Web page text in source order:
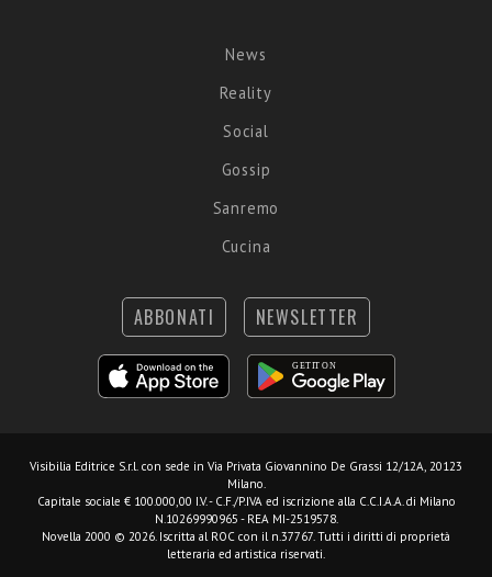
News
Reality
Social
Gossip
Sanremo
Cucina
ABBONATI NEWSLETTER
Visibilia Editrice S.r.l. con sede in Via Privata Giovannino De Grassi 12/12A, 20123
Milano.
Capitale sociale € 100.000,00 I.V. - C.F./P.IVA ed iscrizione alla C.C.I.A.A. di Milano
N.10269990965 - REA MI-2519578.
Novella 2000 © 2026. Iscritta al ROC con il n.37767. Tutti i diritti di proprietà
letteraria ed artistica riservati.